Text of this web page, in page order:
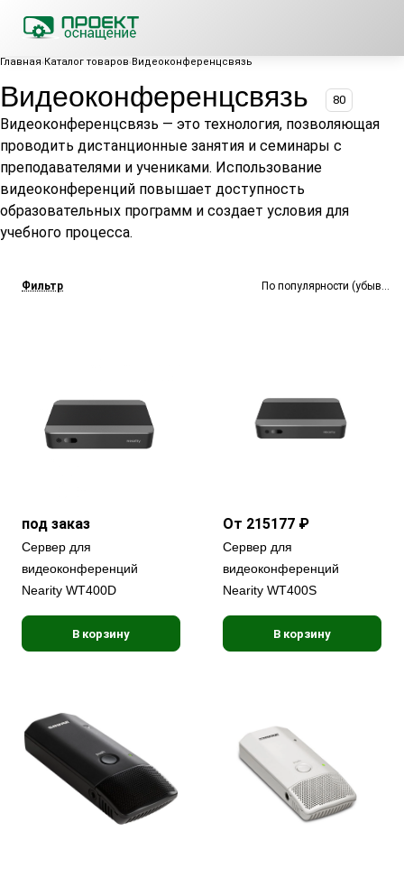
Главная Каталог товаров Видеоконференцсвязь
Видеоконференцсвязь 80
Видеоконференцсвязь — это технология, позволяющая
проводить дистанционные занятия и семинары с
преподавателями и учениками. Использование
видеоконференций повышает доступность
образовательных программ и создает условия для
учебного процесса.
Фильтр По популярности
под заказ
Сервер для
видеоконференций
Nearity WT400D
В корзину
От 215177 ₽
Сервер для
видеоконференций
Nearity WT400S
В корзину